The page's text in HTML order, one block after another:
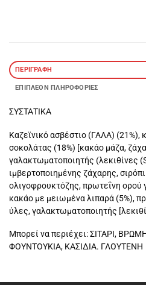
ΠΕΡΙΓΡΑΦΉ
ΕΠΙΠΛΈΟΝ ΠΛΗΡΟΦΟΡΊΕΣ
ΣΥΣΤΑΤΙΚΑ
Καζεϊνικό ασβέστιο (ΓΑΛΑ) (21%),
σοκολάτας (18%) [κακάο μάζα,
γαλακτωματοποιητής (λεκιθίνες
ιμβερτοποιημένης ζάχαρης,
ολιγοφρουκτόζης, πρωτεΐνη ορού
κακάο με μειωμένα λιπαρά (5%),
ύλες, γαλακτωματοποιητής
Μπορεί να περιέχει: ΣΙΤΑΡΙ,
ΦΟΥΝΤΟΥΚΙΑ, ΚΑΣΙΔΙΑ. ΓΛΟΥΤΕΝΗ